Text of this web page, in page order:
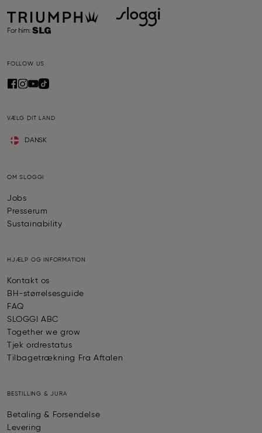
FOLLOW US
VÆLG DIT LAND
DANSK
OM SLOGGI
Jobs
Presserum
Sustainability
HJÆLP OG INFORMATION
Kontakt os
BH-størrelsesguide
FAQ
SLOGGI ABC
Together we grow
Tjek ordrestatus
Tilbagetrækning Fra Aftalen
BESTILLING & JURA
Betaling & Forsendelse
Levering